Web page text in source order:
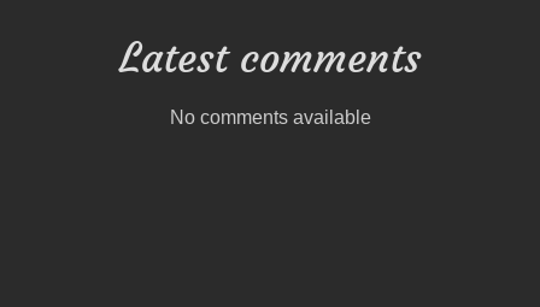
Latest comments
No comments available